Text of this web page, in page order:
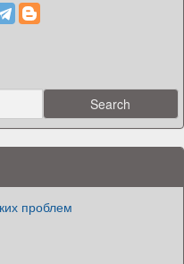
проблем